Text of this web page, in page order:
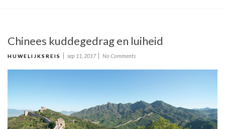
Chinees kuddegedrag en luiheid
HUWELIJKSREIS sep 11, 2017 No Comments